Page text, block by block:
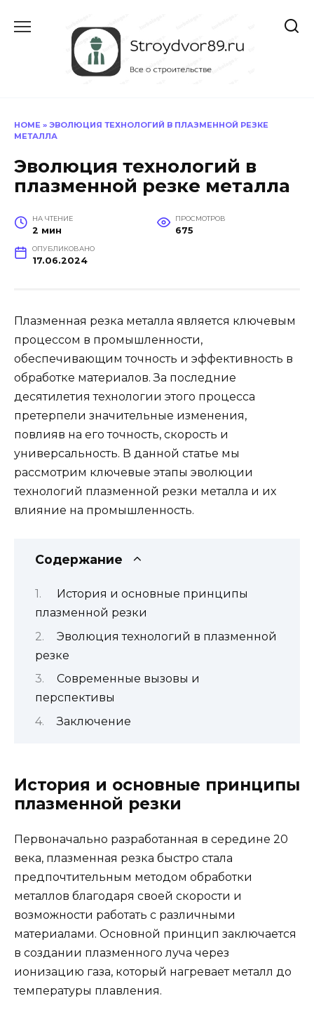
содержанию
HOME » ЭВОЛЮЦИЯ ТЕХНОЛОГИЙ В ПЛАЗМЕННОЙ РЕЗКЕ
МЕТАЛЛА
Эволюция технологий в
плазменной резке металла
НА ЧТЕНИЕ
2 мин
ПРОСМОТРОВ
675
ОПУБЛИКОВАНО
17.06.2024
Плазменная резка металла является ключевым
процессом в промышленности,
обеспечивающим точность и эффективность в
обработке материалов. За последние
десятилетия технологии этого процесса
претерпели значительные изменения,
повлияв на его точность, скорость и
универсальность. В данной статье мы
рассмотрим ключевые этапы эволюции
технологий плазменной резки металла и их
влияние на промышленность.
Содержание
История и основные принципы
плазменной резки
Эволюция технологий в плазменной
резке
Современные вызовы и
перспективы
Заключение
История и основные принципы
плазменной резки
Первоначально разработанная в середине 20
века, плазменная резка быстро стала
предпочтительным методом обработки
металлов благодаря своей скорости и
возможности работать с различными
материалами. Основной принцип заключается
в создании плазменного луча через
ионизацию газа, который нагревает металл до
температуры плавления.